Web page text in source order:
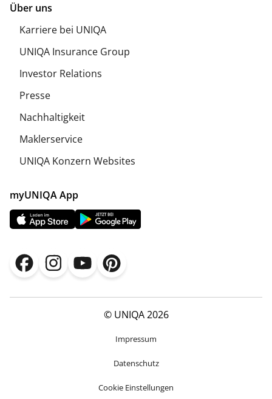
Über uns
Karriere bei UNIQA
UNIQA Insurance Group
Investor Relations
Presse
Nachhaltigkeit
Maklerservice
UNIQA Konzern Websites
myUNIQA App
© UNIQA 2026
Impressum
Datenschutz
Cookie Einstellungen